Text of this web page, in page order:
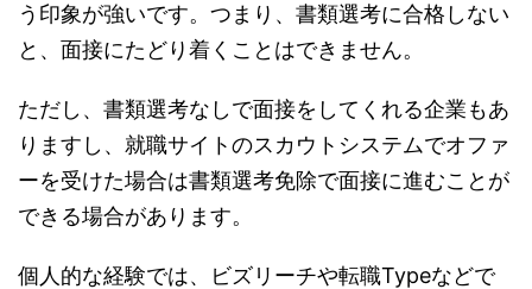
う印象が強いです。つまり、書類選考に合格しない
と、面接にたどり着くことはできません。
ただし、書類選考なしで面接をしてくれる企業もあ
りますし、就職サイトのスカウトシステムでオファ
ーを受けた場合は書類選考免除で面接に進むことが
できる場合があります。
個人的な経験では、ビズリーチや転職Typeなどで